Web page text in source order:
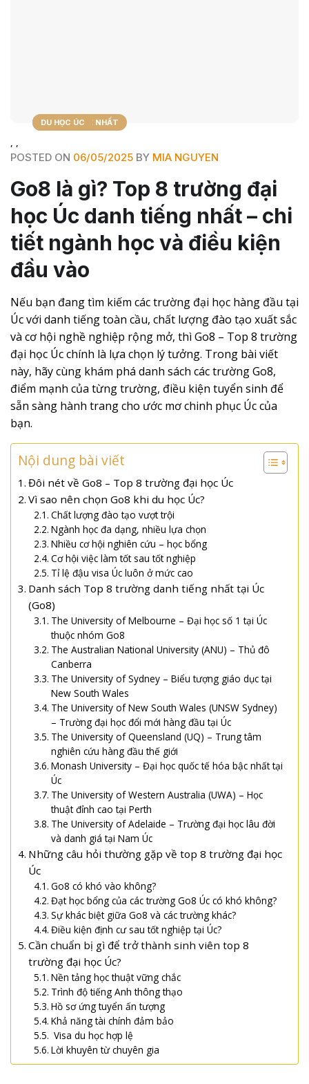
TIN TỨC MỚI NHẤT
,
BLOG
,
DU HỌC ÚC
POSTED ON 06/05/2025 BY MIA NGUYEN
Go8 là gì? Top 8 trường đại
học Úc danh tiếng nhất – chi
tiết ngành học và điều kiện
đầu vào
Nếu bạn đang tìm kiếm các trường đại học hàng đầu tại
Úc với danh tiếng toàn cầu, chất lượng đào tạo xuất sắc
và cơ hội nghề nghiệp rộng mở, thì Go8 – Top 8 trường
đại học Úc chính là lựa chọn lý tưởng. Trong bài viết
này, hãy cùng khám phá danh sách các trường Go8,
điểm mạnh của từng trường, điều kiện tuyển sinh để
sẵn sàng hành trang cho ước mơ chinh phục Úc của
bạn.
Nội dung bài viết
Đôi nét về Go8 – Top 8 trường đại học Úc
Vì sao nên chọn Go8 khi du học Úc?
Chất lượng đào tạo vượt trội
Ngành học đa dạng, nhiều lựa chọn
Nhiều cơ hội nghiên cứu – học bổng
Cơ hội việc làm tốt sau tốt nghiệp
Tỉ lệ đậu visa Úc luôn ở mức cao
Danh sách Top 8 trường danh tiếng nhất tại Úc
(Go8)
The University of Melbourne – Đại học số 1 tại Úc
thuộc nhóm Go8
The Australian National University (ANU) – Thủ đô
Canberra
The University of Sydney – Biểu tượng giáo dục tại
New South Wales
The University of New South Wales (UNSW Sydney)
– Trường đại học đổi mới hàng đầu tại Úc
The University of Queensland (UQ) – Trung tâm
nghiên cứu hàng đầu thế giới
Monash University – Đại học quốc tế hóa bậc nhất tại
Úc
The University of Western Australia (UWA) – Học
thuật đỉnh cao tại Perth
The University of Adelaide – Trường đại học lâu đời
và danh giá tại Nam Úc
Những câu hỏi thường gặp về top 8 trường đại học
Úc
Go8 có khó vào không?
Đạt học bổng của các trường Go8 Úc có khó không?
Sự khác biệt giữa Go8 và các trường khác?
Điều kiện định cư sau tốt nghiệp tại Úc?
Cần chuẩn bị gì để trở thành sinh viên top 8
trường đại học Úc?
Nền tảng học thuật vững chắc
Trình độ tiếng Anh thông thạo
Hồ sơ ứng tuyển ấn tượng
Khả năng tài chính đảm bảo
Visa du học hợp lệ
Lời khuyên từ chuyên gia